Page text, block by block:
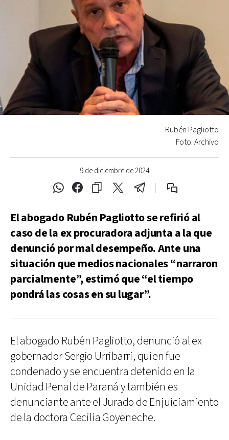
9 de diciembre de 2024
Rubén Pagliotto
Foto: Archivo
El abogado Rubén Pagliotto se refirió al
caso de la ex procuradora adjunta a la que
denunció por mal desempeño. Ante una
situación que medios nacionales “narraron
parcialmente”, estimó que “el tiempo
pondrá las cosas en su lugar”.
El abogado Rubén Pagliotto, denunció al ex
gobernador Sergio Urribarri, quien fue
condenado y se encuentra detenido en la
Unidad Penal de Paraná y también es
denunciante ante el Jurado de Enjuiciamiento
de la doctora Cecilia Goyeneche.